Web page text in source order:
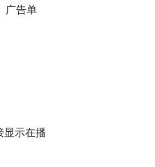
广告单
显示在播